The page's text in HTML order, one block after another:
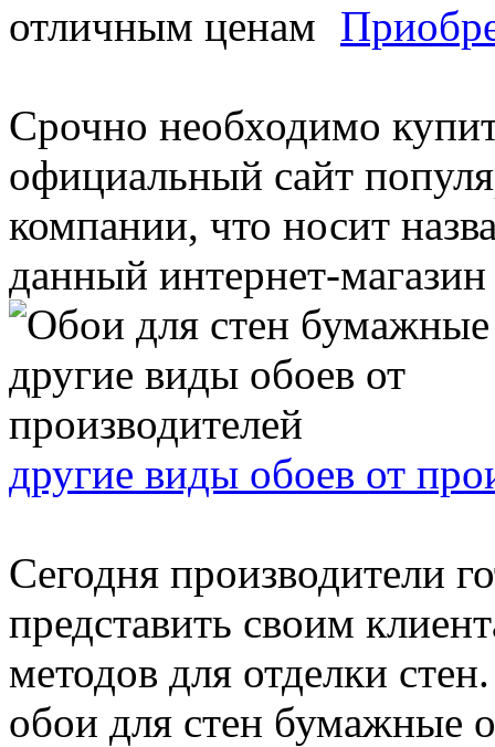
Срочно необходимо
официальный сайт
компании, что носит
данный интернет-
другие виды обоев от
Сегодня производители
представить своим
методов для отделки
обои для стен бумажные